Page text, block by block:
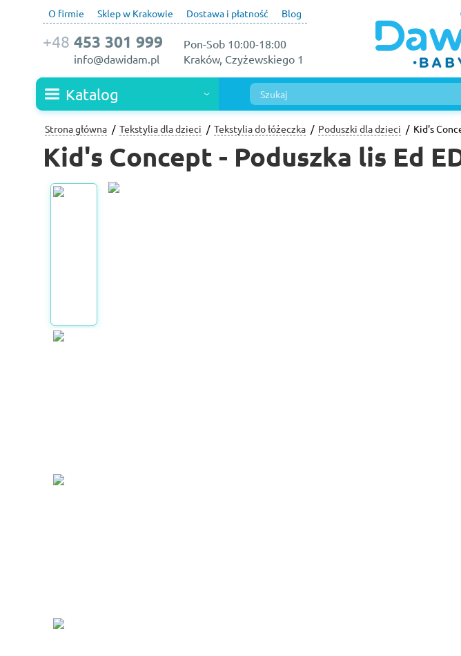
O firmie Sklep w Krakowie Dostawa i płatność Blog
Pon-Sob 10:00-18:00
Kraków, Czyżewskiego 1
+48 453 301 999
info@dawidam.pl
Katalog
Strona główna Tekstylia dla dzieci Tekstylia do łóżeczka Poduszki dla dzieci Kid's
Kid's Concept - Poduszka lis Ed